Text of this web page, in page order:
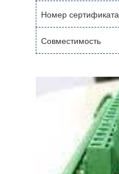
Номер сертификата
Совместимость